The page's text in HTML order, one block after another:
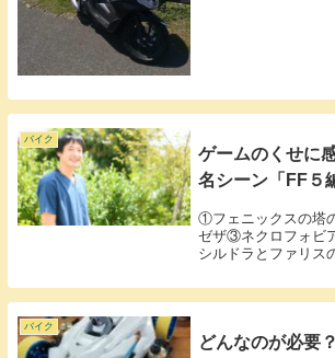
バイク
ゲームのくせに
名シーン「FF５
①フェニックスの塔
ゼザ③ネクロフォビ
シルドラとファリス
対エクスデス■①フ
命が長くないと分か
振り絞り召喚獣フェ
バイク
どんなのが必要